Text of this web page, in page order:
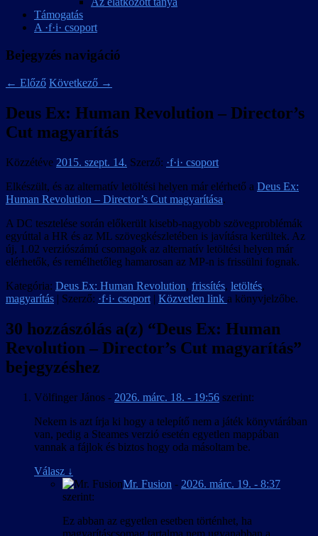
Támogatás
A ·f·i· csoport
Bejegyzés navigáció
← Előző Következő →
Deus Ex: Human Revolution – Director’s
Cut magyarítás
Közzétéve 2015. szept. 14. Szerző: ·f·i· csoport
Elkészült, és az alternatív letöltési helyen már elérhető a Deus Ex:
Human Revolution – Director’s Cut magyarítása.
A DC tesztelése során előkerült kisebb-nagyobb szövegproblémák
egyúttal a HR és az ML szövegkészletében is javításra kerültek. Az
új, 1.02 verziószámú csomagok az alternatív letöltési helyen már
elérhetők, és remélhetőleg hamarosan az MP-n is frissülni fognak.
Kategória: Deus Ex: Human Revolution, frissítés, letöltés,
magyarítás | Szerző: ·f·i· csoport | Közvetlen link a könyvjelzőbe.
30 hozzászólás a(z) “Deus Ex: Human
Revolution – Director’s Cut magyarítás”
bejegyzéshez
Völfinger János - 2026. márc. 18. - 19:56 szerint:
Nekem is azt írja ki hogy a telepítő nem a játék könyvtárában
van, pedig a Steames verzió esetén egyetlen mappában
vannak a fájlok és biztos hogy oda másoltam be.
Válasz ↓
Mr. Fusion - 2026. márc. 19. - 8:37
szerint:
Ez abban az egyetlen esetben történhet, ha
magyarításcsomag tartalma nem ugyanabban a